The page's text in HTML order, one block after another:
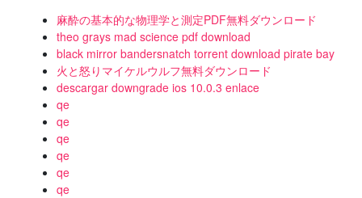
麻酔の基本的な物理学と測定PDF無料ダウンロード
theo grays mad science pdf download
black mirror bandersnatch torrent download pirate bay
火と怒りマイケルウルフ無料ダウンロード
descargar downgrade ios 10.0.3 enlace
qe
qe
qe
qe
qe
qe